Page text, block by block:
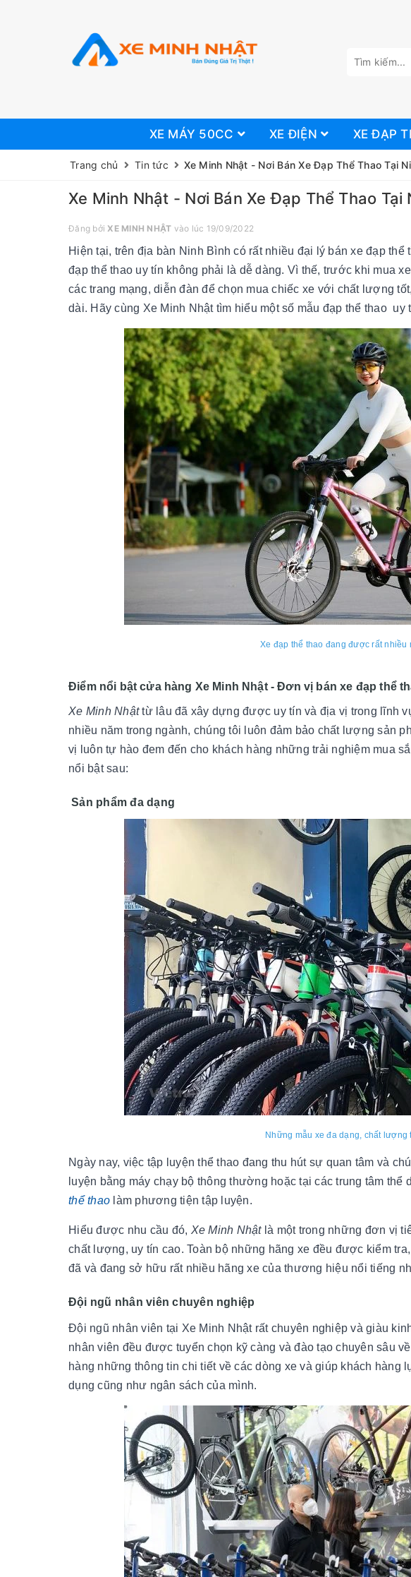
XE MÁY 50CC XE ĐIỆN XE ĐẠP
Trang chủ Tin tức Xe Minh Nhật - Nơi Bán Xe Đạp Thể Thao Tại
Xe Minh Nhật - Nơi Bán Xe Đạp Thể Thao Tại
Đăng bởiXE MINH NHẬT vào lúc 19/09/2022
Hiện tại, trên địa bàn Ninh Bình có rất nhiều đại lý bán xe đạp
đạp thể thao uy tín không phải là dễ dàng. Vì thế, trước khi mua
các trang mạng, diễn đàn để chọn mua chiếc xe với chất lượng
dài. Hãy cùng Xe Minh Nhật tìm hiểu một số mẫu đạp thể thao uy
Xe đạp thể thao đang được rất
Điểm nổi bật cửa hàng Xe Minh Nhật - Đơn vị bán xe đạp thể
Xe Minh Nhậttừ lâu đã xây dựng được uy tín và địa vị trong lĩnh
nhiều năm trong ngành, chúng tôi luôn đảm bảo chất lượng sản
vị luôn tự hào đem đến cho khách hàng những trải nghiệm mua
nổi bật sau:
Sản phẩm đa dạng
Những mẫu xe đa dạng, chất lượng
Ngày nay, việc tập luyện thể thao đang thu hút sự quan tâm và
luyện bằng máy chạy bộ thông thường hoặc tại các trung tâm
thể thao làm phương tiện tập luyện.
Hiểu được nhu cầu đó, Xe Minh Nhậtlà một trong những đơn vị
chất lượng, uy tín cao. Toàn bộ những hãng xe đều được kiểm
đã và đang sở hữu rất nhiều hãng xe của thương hiệu nổi tiếng
Đội ngũ nhân viên chuyên nghiệp
Đội ngũ nhân viên tại Xe Minh Nhật rất chuyên nghiệp và giàu
nhân viên đều được tuyển chọn kỹ càng và đào tạo chuyên sâu
hàng những thông tin chi tiết về các dòng xe và giúp khách
dụng cũng như ngân sách của mình.